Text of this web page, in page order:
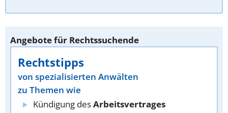
Angebote für Rechtssuchende
Rechtstipps
von spezialisierten Anwälten
zu Themen wie
Kündigung desArbeitsvertrages